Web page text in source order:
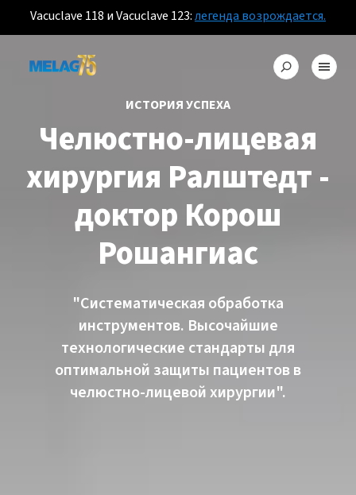
Vacuclave 118 и Vacuclave 123:легенда возрождается.
ИСТОРИЯ УСПЕХА
Челюстно-лицевая
хирургия Ралштедт -
доктор Корош
Рошангиас
"Систематическая обработка
инструментов. Высочайшие
технологические стандарты для
оптимальной защиты пациентов в
челюстно-лицевой хирургии".